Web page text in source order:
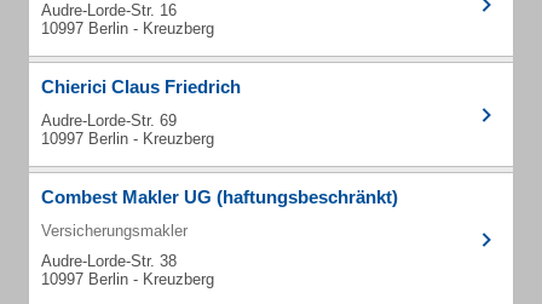
Audre-Lorde-Str. 16
10997 Berlin - Kreuzberg
Chierici Claus Friedrich
Audre-Lorde-Str. 69
10997 Berlin - Kreuzberg
Combest Makler UG (haftungsbeschränkt)
Versicherungsmakler
Audre-Lorde-Str. 38
10997 Berlin - Kreuzberg